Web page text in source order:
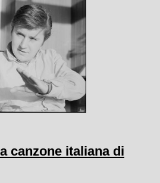
canzone italiana di